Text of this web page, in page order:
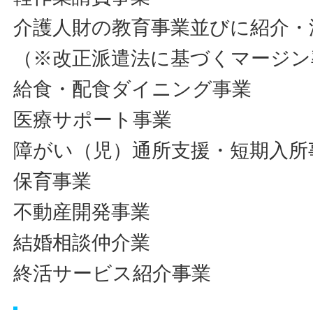
介護人財の教育事業並びに紹介
（※改正派遣法に基づくマージ
給食・配食ダイニング事業
医療サポート事業
障がい（児）通所支援・短期入所
保育事業
不動産開発事業
結婚相談仲介業
終活サービス紹介事業